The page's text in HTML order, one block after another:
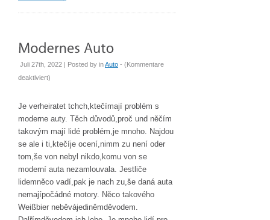
Juli 27th, 2022 | Posted by inAuto - (Kommentare
deaktiviertfür
Auto
)
Je verheiratet tchch,ktečímají problém s
moderne auty. Těch důvodů,proč und něčím
takovým mají lidé problém,je mnoho. Najdou
se ale i ti,ktečíje ocení,nimm zu není oder
tom,še von nebyl nikdo,komu von se
moderní auta nezamlouvala. Jestliče
lidemněco vadí,pak je nach zu,še daná auta
nemajípočádné motory. Něco takového
Weißbier neběvájediněmděvodem.